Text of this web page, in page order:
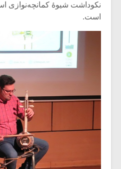
نکوداشت شیوۀ کمانچه‌نوازی
است.